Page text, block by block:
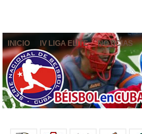
INICIO IV LIGA ELITE NOTICIAS